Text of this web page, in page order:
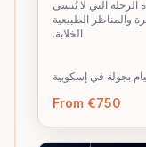
الرحلة التي لا تُنسى
والمناظر الطبيعية
الخلابة.
بجولة في إسكوبية
From €750